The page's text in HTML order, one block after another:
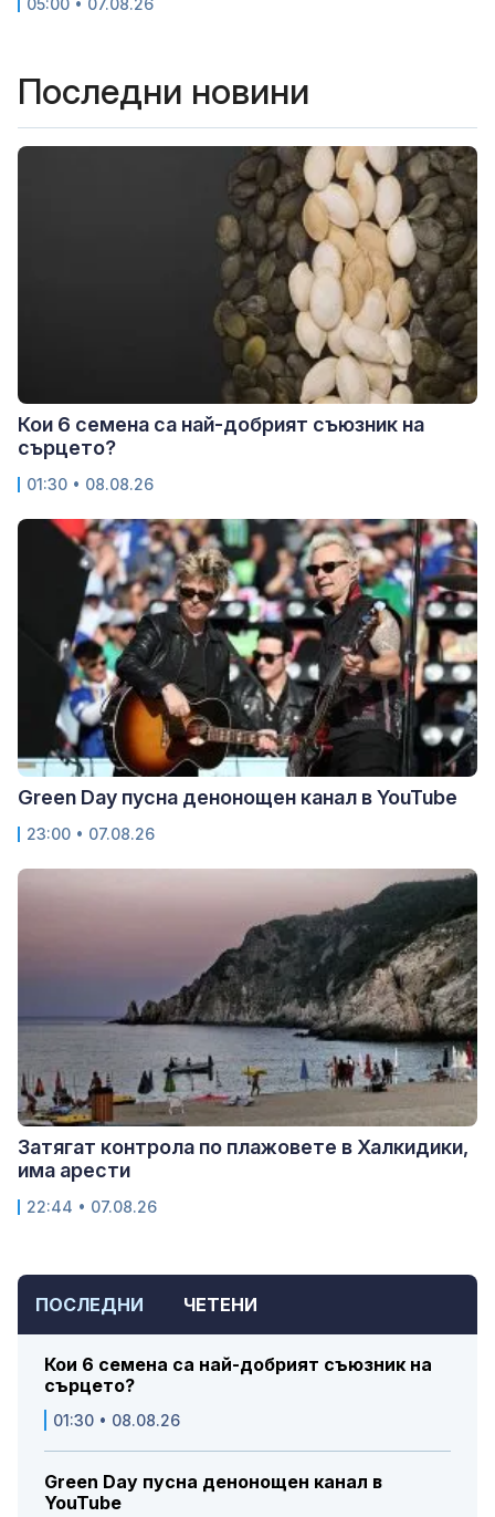
ПОСЛЕДНИ ЧЕТЕНИ
Кои 6 семена са най-добрият съюзник на
сърцето?
01:30 • 08.08.26
Green Day пусна денонощен канал в
YouTube
Последни новини
Кои 6 семена са най-добрият съюзник на
сърцето?
01:30 • 08.08.26
Green Day пусна денонощен канал в YouTube
23:00 • 07.08.26
Затягат контрола по плажовете в Халкидики,
има арести
22:44 • 07.08.26